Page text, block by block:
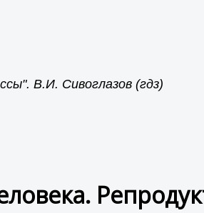
В.И. Сивоглазов (гдз)